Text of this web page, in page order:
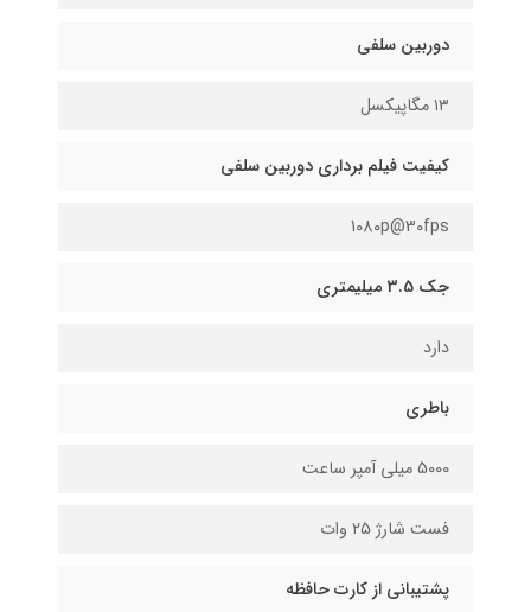
دوربین سلفی
۱۳ مگاپیکسل
کیفیت فیلم برداری دوربین سلفی
1080p@30fps
جک 3.5 میلیمتری
دارد
باطری
5000 میلی آمپر ساعت
فست شارژ ۲۵ وات
پشتیبانی از کارت حافظه